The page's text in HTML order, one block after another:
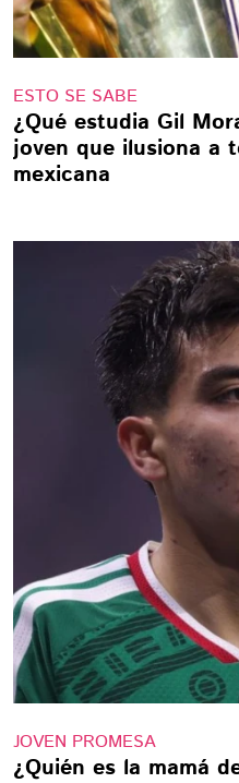
ESTO SE SABE
¿Qué estudia Gil
joven que ilusiona a
mexicana
JOVEN PROMESA
¿Quién es la mamá